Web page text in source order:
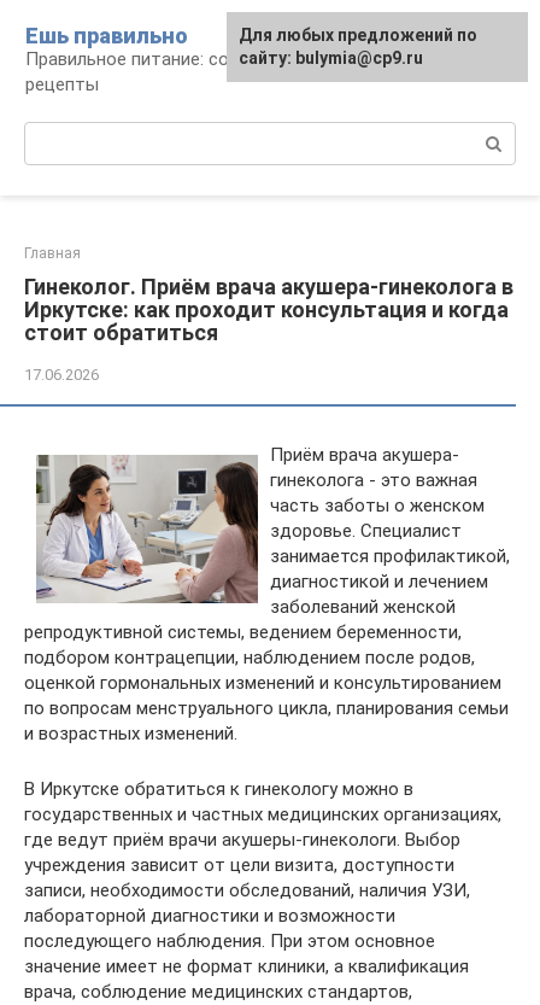
контенту
Ешь правильно
Правильное питание: советы, продукты,
рецепты
Главная
Гинеколог. Приём врача акушера-гинеколога в
Иркутске: как проходит консультация и когда
стоит обратиться
17.06.2026
Приём врача акушера-
гинеколога - это важная
часть заботы о женском
здоровье. Специалист
занимается профилактикой,
диагностикой и лечением
заболеваний женской
репродуктивной системы, ведением беременности,
подбором контрацепции, наблюдением после родов,
оценкой гормональных изменений и консультированием
по вопросам менструального цикла, планирования семьи
и возрастных изменений.
В Иркутске обратиться к гинекологу можно в
государственных и частных медицинских организациях,
где ведут приём врачи акушеры-гинекологи. Выбор
учреждения зависит от цели визита, доступности
записи, необходимости обследований, наличия УЗИ,
лабораторной диагностики и возможности
последующего наблюдения. При этом основное
значение имеет не формат клиники, а квалификация
врача, соблюдение медицинских стандартов,
Для любых предложений по
сайту: bulymia@cp9.ru